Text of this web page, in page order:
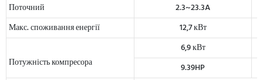
Поточний
2.3~23.3A
Макс. споживання енергії
12,7 кВт
Потужність компресора
6,9 кВт
9.39HP